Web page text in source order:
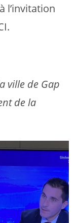
l’invitation
ville de Gap
de la